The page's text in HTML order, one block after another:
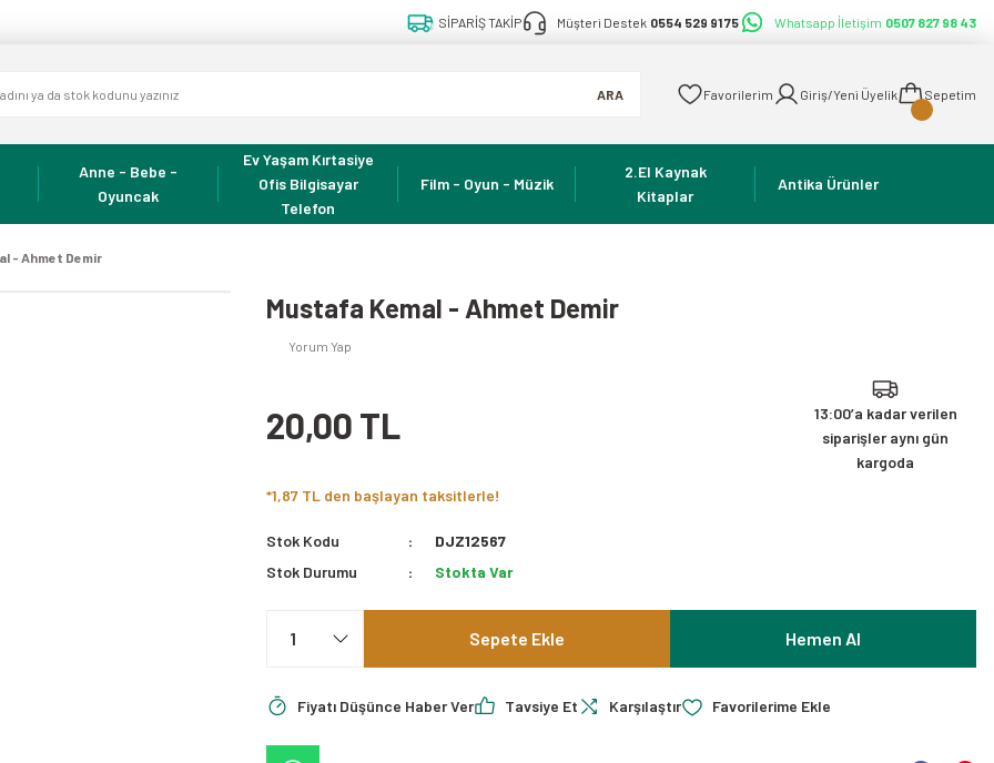
SİPARİŞ TAKİP Müşteri Destek 0554 529 91 75 Whatsapp İletişim 0507 827 98 43
ARA Favorilerim Giriş/Yeni Üyelik Sepetim
Anne - Bebe -
Oyuncak
Ev Yaşam Kırtasiye
Ofis Bilgisayar
Telefon
Film - Oyun - Müzik
2.El Kaynak
Kitaplar
Antika Ürünler
- Ahmet Demir
Mustafa Kemal - Ahmet Demir
Yorum Yap
20,00 TL
13:00’a kadar verilen
siparişler aynı gün
kargoda
*1,87 TL den başlayan taksitlerle!
Stok Kodu
DJZ12567
Stok Durumu
Stokta Var
Sepete Ekle Hemen Al
Fiyatı Düşünce Haber Ver Tavsiye Et Karşılaştır